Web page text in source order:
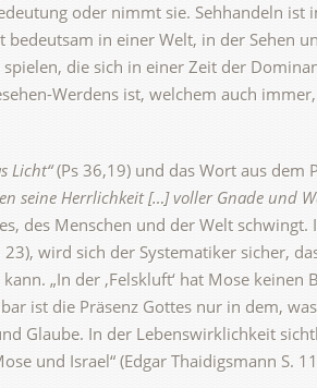
oder nimmt sie. Sehhandeln ist
in einer Welt, in der Sehen
die sich in einer Zeit der
Werdens ist, welchem auch
Licht“(Ps 36,19) und das Wort aus dem
seine Herrlichkeit […] voller Gnade und
des Menschen und der Welt schwingt.
wird sich der Systematiker sicher,
„In der ‚Felskluft‘ hat Mose keinen
ist die Präsenz Gottes nur in dem,
Glaube. In der Lebenswirklichkeit
und Israel“ (Edgar Thaidigsmann S.